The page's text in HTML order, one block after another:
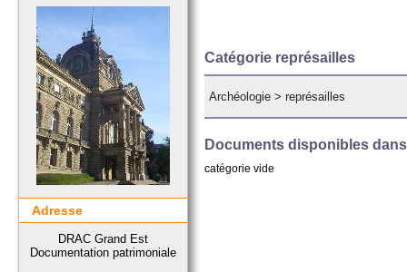
Catégorie représailles
Archéologie >représailles
Documents disponibles
catégorie vide
Adresse
DRAC Grand Est
Documentation patrimoniale